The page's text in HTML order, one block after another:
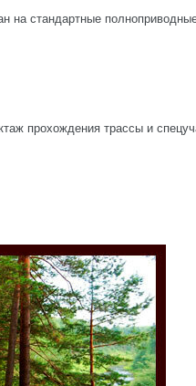
стандартные
прохождения трассы и